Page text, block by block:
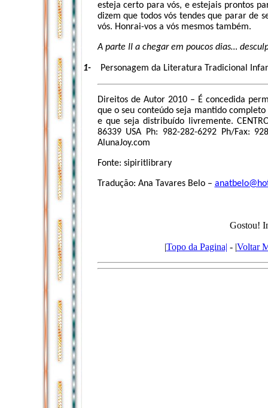
esteja certo para vós, e estejais prontos
dizem que todos vós tendes que parar de
vós. Honrai-vos a vós mesmos também.
A parte II a chegar em poucos dias…
1- Personagem da Literatura Tradicional
Direitos de Autor 2010 – É concedida
que o seu conteúdo seja mantido
e que seja distribuído livremente.
86339 USA Ph: 982-282-6292 Ph/Fax:
AlunaJoy.com
Fonte: sipiritlibrary
Tradução: Ana Tavares Belo –
Gostou!
|Topo da Pagina| - |Voltar